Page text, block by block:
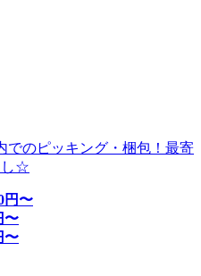
でのピッキング・梱包！最寄
し☆
円〜
〜
〜